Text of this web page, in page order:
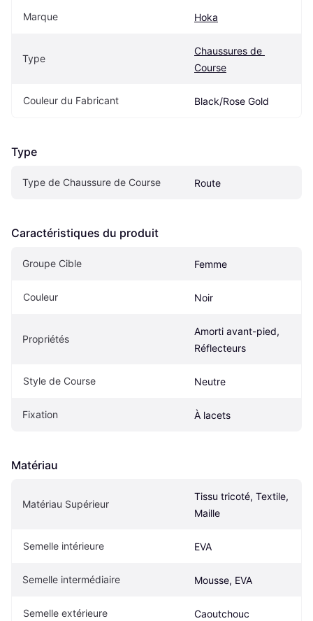
Marque Hoka
Type
Chaussures de
Course
Couleur du Fabricant Black/Rose Gold
Type
Type de Chaussure de Course Route
Caractéristiques du produit
Groupe Cible Femme
Couleur Noir
Propriétés
Amorti avant-pied,
Réflecteurs
Style de Course Neutre
Fixation À lacets
Matériau
Matériau Supérieur
Tissu tricoté, Textile,
Maille
Semelle intérieure EVA
Semelle intermédiaire Mousse, EVA
Semelle extérieure Caoutchouc